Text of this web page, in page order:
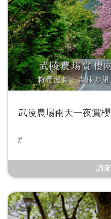
武陵農場兩天一夜賞
請